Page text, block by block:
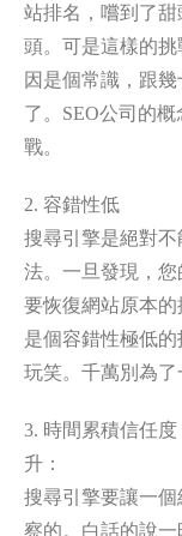
站排名，嚐到了
頭。可是這樣的
因是個常識，跟
了。SEO公司的
戰。
2. 容錯性低
搜尋引擎是絕對
法。一旦發現，您
要恢復網站原本
是個容錯性極低
玩笑。千萬別為了
3. 時間累積信任度
升：
搜尋引擎要讓一
察的。白話的說